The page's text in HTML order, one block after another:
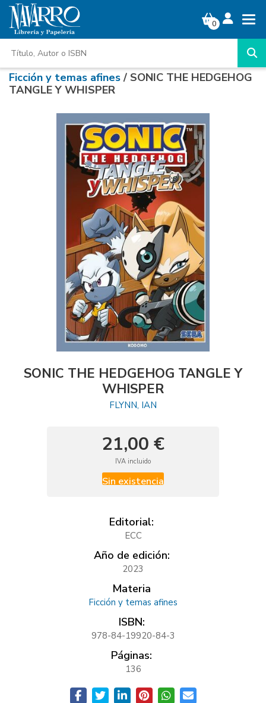
0
Ficción y temas afines/ SONIC THE HEDGEHOG
TANGLE Y WHISPER
SONIC THE HEDGEHOG TANGLE Y
WHISPER
FLYNN, IAN
21,00 €
IVA incluido
Sin existencia
Editorial:
ECC
Año de edición:
2023
Materia
Ficción y temas afines
ISBN:
978-84-19920-84-3
Páginas:
136